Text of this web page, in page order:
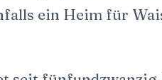
ein Heim für